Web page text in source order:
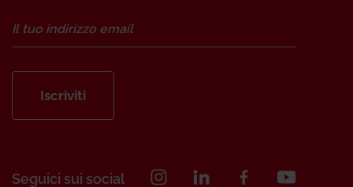
Iscriviti
Seguici sui social